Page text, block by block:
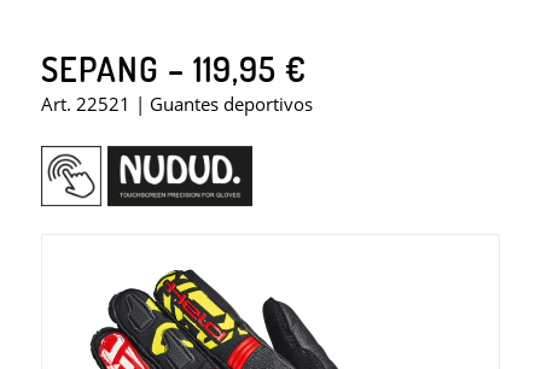
SEPANG – 119,95 €
Art. 22521 | Guantes deportivos